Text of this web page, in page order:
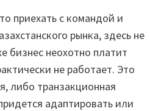
приехать с командой и
рынка, здесь не
бизнес неохотно платит
не работает. Это
либо транзакционная
адаптировать или